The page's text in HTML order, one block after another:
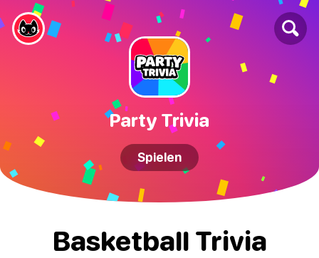
Party Trivia
Spielen
Basketball Trivia